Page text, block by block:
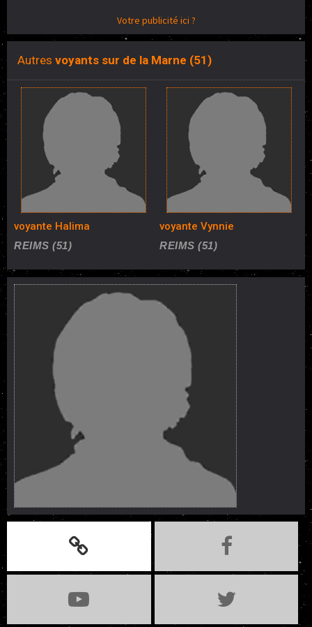
Votre publicité ici ?
Autres voyants sur de la Marne (51)
voyante Halima
REIMS (51)
voyante Vynnie
REIMS (51)